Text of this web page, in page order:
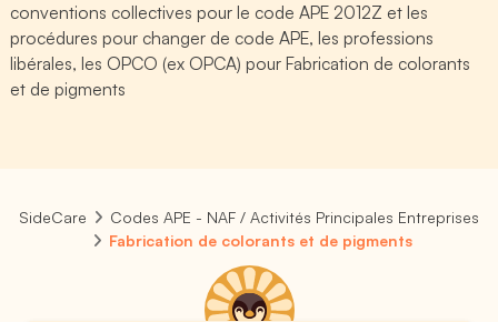
conventions collectives pour le code APE 2012Z et les
procédures pour changer de code APE, les professions
libérales, les OPCO (ex OPCA) pour Fabrication de colorants
et de pigments
SideCare
Codes APE - NAF / Activités Principales Entreprises
Fabrication de colorants et de pigments